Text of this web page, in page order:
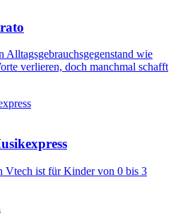
wie
verlieren, doch manchmal schafft
Vtech ist für Kinder von 0 bis 3